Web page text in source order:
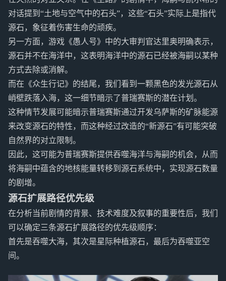
对话提到“土地与空气中的石头”，这些“石头”实际上是指代
源石，象征着伤害生命的顽疾。
另一方面，游戏《愚人号》中的大审判官达里奥明确表示，
源石并不在海洋中，这表明海洋中的源石已经被海嗣以某种
方式去除或消解。
而在《众生行记》的结尾，我们看到一颗黑色的发光源石从
峭壁跌落入海，这一细节暗示了普瑞赛斯的潜在计划。
这种情节发展可能暗示普瑞赛斯通过开发乌萨斯的矿脉能源
来改变源石的特性，而这种经过改造的“新源石”有可能突破
自然界的对立限制。
因此，这可能为普瑞赛斯提供吞噬海洋与海嗣的机会，从而
将海嗣中蕴含的地核能量转移到源石系统中，实现源石数量
的剧增。
源石扩展路径优先级
在分析当前剧情的背景、技术难度及叙事的重要性后，我们
可以确定三条源石扩展路径的优先级顺序：
首先是吞噬大海，其次是星际种植源石，最后为吞噬亚空
间。